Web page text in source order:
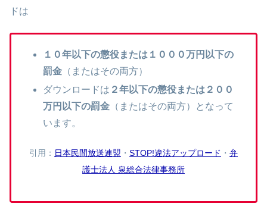
ドは
１０年以下の懲役または１０００万円以下の
罰金 （またはその両方）
ダウンロードは ２年以下の懲役または２００
万円以下の罰金 （またはその両方）となって
います。
引用： 日本民間放送連盟 ・ STOP!違法アップロード ・ 弁
護士法人 泉総合法律事務所